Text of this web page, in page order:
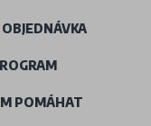
POMÁHAT